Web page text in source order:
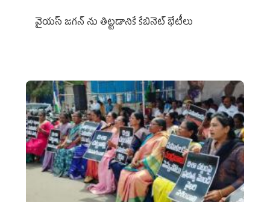
వైయ‌స్ జగన్‌ ను తిట్టడానికే కేబినెట్‌ భేటీలు